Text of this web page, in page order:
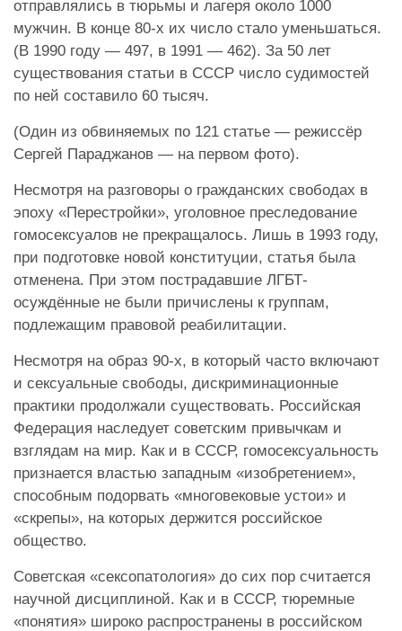
отправлялись в тюрьмы и лагеря около 1000
мужчин. В конце 80-х их число стало уменьшаться.
(В 1990 году — 497, в 1991 — 462). За 50 лет
существования статьи в СССР число судимостей
по ней составило 60 тысяч.
(Один из обвиняемых по 121 статье — режиссёр
Сергей Параджанов — на первом фото).
Несмотря на разговоры о гражданских свободах в
эпоху «Перестройки», уголовное преследование
гомосексуалов не прекращалось. Лишь в 1993 году,
при подготовке новой конституции, статья была
отменена. При этом пострадавшие ЛГБТ-
осуждённые не были причислены к группам,
подлежащим правовой реабилитации.
Несмотря на образ 90-х, в который часто включают
и сексуальные свободы, дискриминационные
практики продолжали существовать. Российская
Федерация наследует советским привычкам и
взглядам на мир. Как и в СССР, гомосексуальность
признается властью западным «изобретением»,
способным подорвать «многовековые устои» и
«скрепы», на которых держится российское
общество.
Советская «сексопатология» до сих пор считается
научной дисциплиной. Как и в СССР, тюремные
«понятия» широко распространены в российском